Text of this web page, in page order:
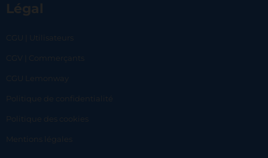
Légal
CGU | Utilisateurs
CGV | Commerçants
CGU Lemonway
Politique de confidentialité
Politique des cookies
Mentions légales